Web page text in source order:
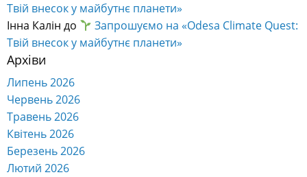
Твій внесок у майбутнє планети»
Інна Калін до
Запрошуємо на «Odesa Climate Quest:
Твій внесок у майбутнє планети»
Архіви
Липень 2026
Червень 2026
Травень 2026
Квітень 2026
Березень 2026
Лютий 2026